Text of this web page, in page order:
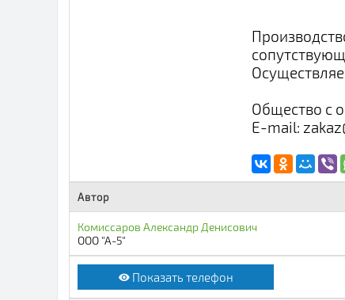
Общество с
E-mail:
Автор
Комиссаров Александр Денисович
ООО "А-5"
Показать телефон